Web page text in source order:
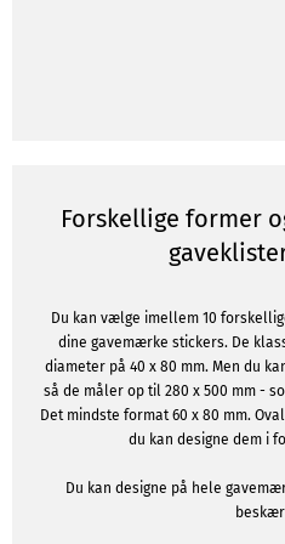
Forskellige former
Du kan vælge imellem 10
dine gavemærke stickers. De
diameter på 40 x 80 mm. Men du
så de måler op til 280 x 500 mm -
Det mindste format 60 x 80 mm.
du kan designe dem i
Du kan designe på hele